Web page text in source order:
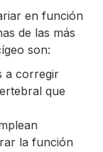
en función
de las más
son:
a corregir
que
la función